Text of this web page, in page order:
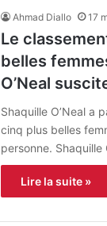
Ahmad Diallo 17
Le
belles
O’Neal
Shaquille O’Neal a
cinq plus belles
personne. Shaquille
Lire la suite »